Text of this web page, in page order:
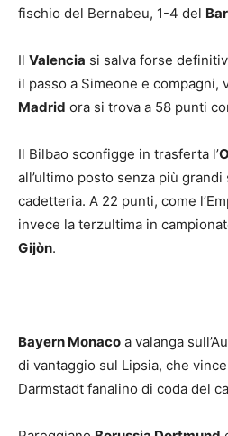
fischio del Bernabeu, 1-4 del
Il Valencia si salva forse
il passo a Simeone e compagni,
Madrid ora si trova a 58 punti
Il Bilbao sconfigge in trasferta l’
all’ultimo posto senza più
cadetteria. A 22 punti, come
invece la terzultima in
Gijòn.
Bayern Monaco a valanga
di vantaggio sul Lipsia, che
Darmstadt fanalino di coda del